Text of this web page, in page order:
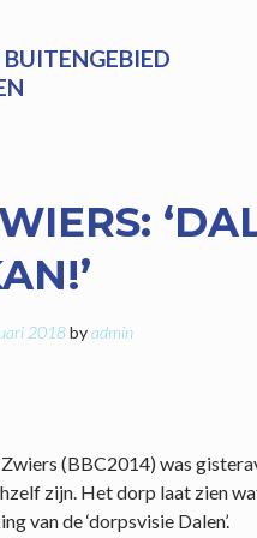
2018byadmin
(BBC2014) was
zijn. Het dorp laat zien
van de ‘dorpsvisie Dalen’.